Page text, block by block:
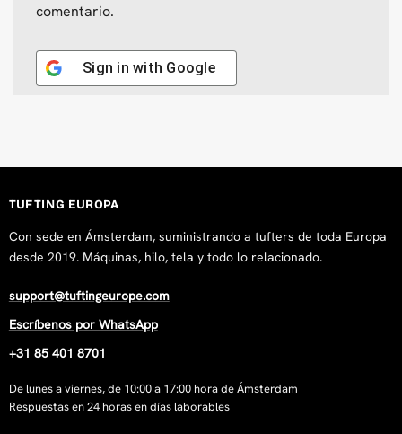
comentario.
Sign in with Google
TUFTING EUROPA
Con sede en Ámsterdam, suministrando a tufters de toda Europa
desde 2019. Máquinas, hilo, tela y todo lo relacionado.
support@tuftingeurope.com
Escríbenos por WhatsApp
+31 85 401 8701
De lunes a viernes, de 10:00 a 17:00 hora de Ámsterdam
Respuestas en 24 horas en días laborables